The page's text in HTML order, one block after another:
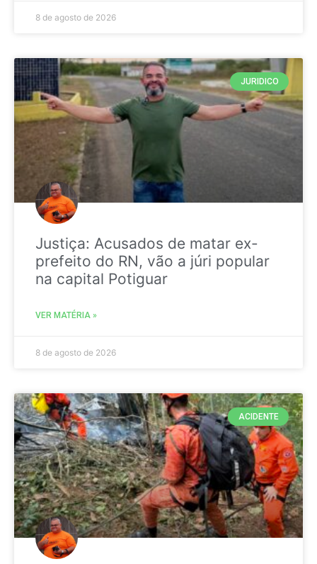
8 de agosto de 2026
JURIDICO
Justiça: Acusados de matar ex-
prefeito do RN, vão a júri popular
na capital Potiguar
VER MATÉRIA »
8 de agosto de 2026
ACIDENTE